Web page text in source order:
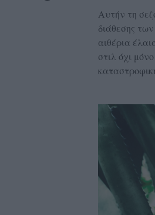
Αυτήν τη
διάθεσης
αιθέρια
στιλ όχι